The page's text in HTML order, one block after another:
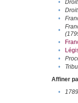
•
•
•
•
•
•
•
•
Affiner
•